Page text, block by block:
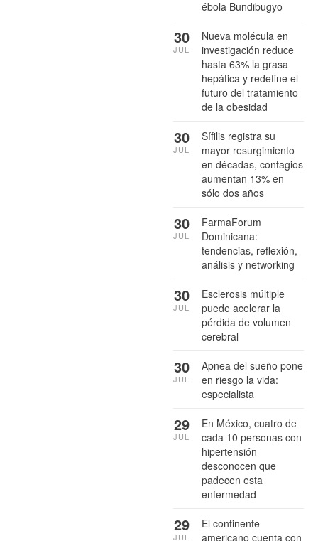
ébola Bundibugyo
Nueva molécula en
investigación reduce
hasta 63% la grasa
hepática y redefine el
futuro del tratamiento
de la obesidad
30
JUL
Sífilis registra su
mayor resurgimiento
en décadas, contagios
aumentan 13% en
sólo dos años
30
JUL
FarmaForum
Dominicana:
tendencias, reflexión,
análisis y networking
30
JUL
Esclerosis múltiple
puede acelerar la
pérdida de volumen
cerebral
30
JUL
Apnea del sueño pone
en riesgo la vida:
especialista
30
JUL
En México, cuatro de
cada 10 personas con
hipertensión
desconocen que
padecen esta
enfermedad
29
JUL
El continente
americano cuenta con
29
JUL